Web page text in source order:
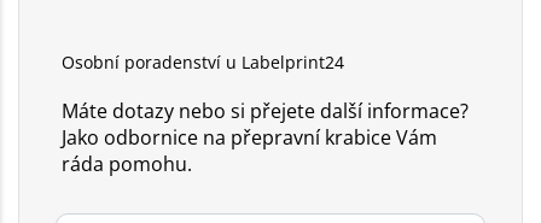
Osobní poradenství u Labelprint24
Máte dotazy nebo si přejete další informace?
Jako odbornice na přepravní krabice Vám
ráda pomohu.